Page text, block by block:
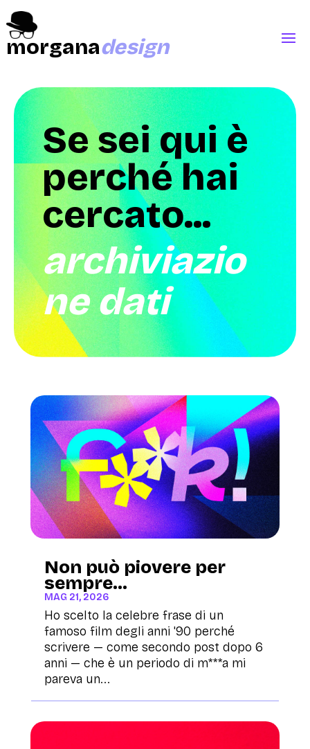
morganadesign
Se sei qui è
perché hai
cercato...
archiviazio
ne dati
Non può piovere per
sempre…
MAG 21, 2026
Ho scelto la celebre frase di un
famoso film degli anni '90 perché
scrivere — come secondo post dopo 6
anni — che è un periodo di m***a mi
pareva un...